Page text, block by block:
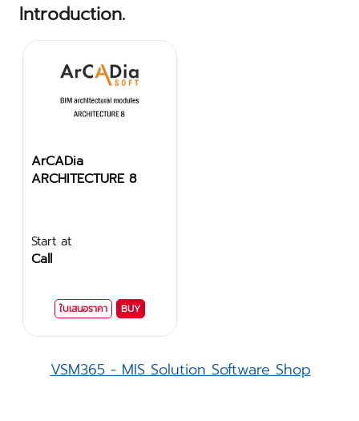
Introduction.
ArCADia
ARCHITECTURE 8
Start at
Call
ใบเสนอราคา BUY
VSM365 - MIS Solution Software Shop